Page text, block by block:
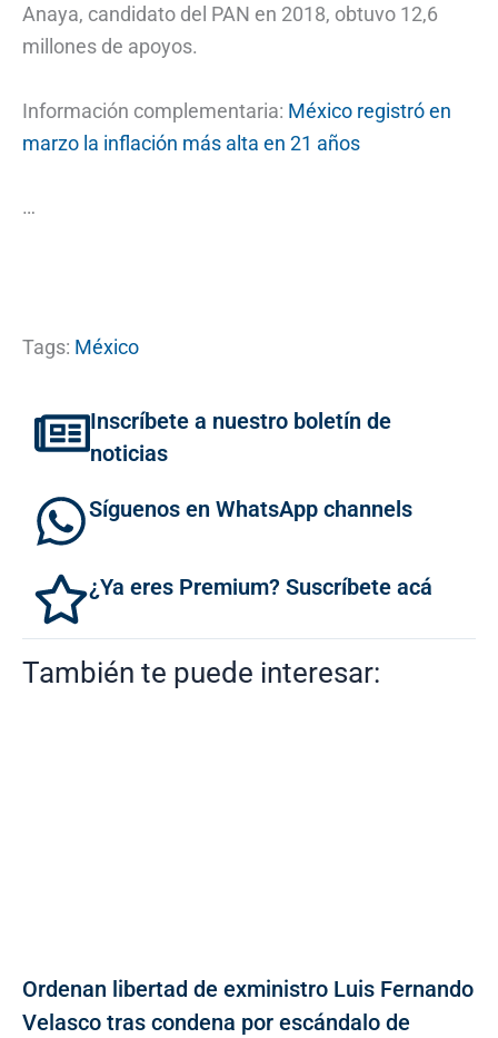
Anaya, candidato del PAN en 2018, obtuvo 12,6
millones de apoyos.
Información complementaria: México registró en
marzo la inflación más alta en 21 años
…
Tags: México
Inscríbete a nuestro boletín de
noticias
Síguenos en WhatsApp channels
¿Ya eres Premium? Suscríbete acá
También te puede interesar:
Ordenan libertad de exministro Luis Fernando
Velasco tras condena por escándalo de